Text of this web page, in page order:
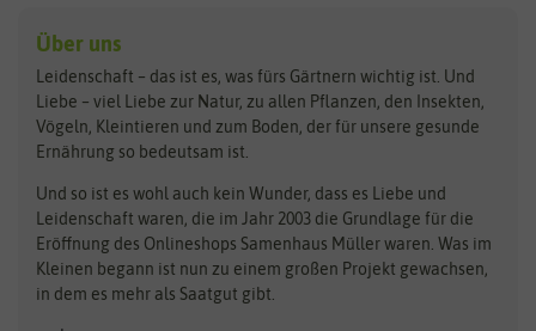
Kräutersamen
Obstsamen
Pilzbrut
Rasensamen
Steckzwiebeln
Zimmer & Kübelpflanzen
Kataloge
Schnäppchen
Anzucht & Gartenzubehör
Benary
Bingenheimer Saatgut
Bionana
BIOWOL
Blumicorn
Bûten Birds
Dürr-Samen
Feldsaaten Freudenberger
Fertil
Flora Elite
Über uns
Leidenschaft – das ist es, was fürs Gärtnern wichtig ist. Und
Liebe – viel Liebe zur Natur, zu allen Pflanzen, den Insekten,
Vögeln, Kleintieren und zum Boden, der für unsere gesunde
Ernährung so bedeutsam ist.
Und so ist es wohl auch kein Wunder, dass es Liebe und
Leidenschaft waren, die im Jahr 2003 die Grundlage für die
Eröffnung des Onlineshops Samenhaus Müller waren. Was im
Kleinen begann ist nun zu einem großen Projekt gewachsen,
in dem es mehr als Saatgut gibt.